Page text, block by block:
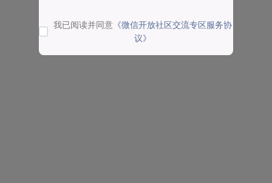
我已阅读并同意 《微信开放社区交流专区服务协
议》